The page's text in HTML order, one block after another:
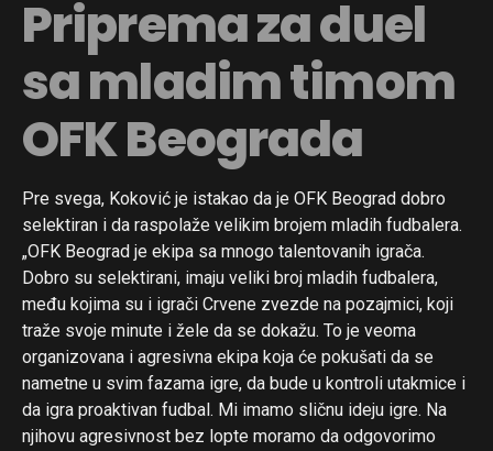
Priprema za duel
sa mladim timom
OFK Beograda
Pre svega, Koković je istakao da je OFK Beograd dobro
selektiran i da raspolaže velikim brojem mladih fudbalera.
„OFK Beograd je ekipa sa mnogo talentovanih igrača.
Dobro su selektirani, imaju veliki broj mladih fudbalera,
među kojima su i igrači Crvene zvezde na pozajmici, koji
traže svoje minute i žele da se dokažu. To je veoma
organizovana i agresivna ekipa koja će pokušati da se
nametne u svim fazama igre, da bude u kontroli utakmice i
da igra proaktivan fudbal. Mi imamo sličnu ideju igre. Na
njihovu agresivnost bez lopte moramo da odgovorimo